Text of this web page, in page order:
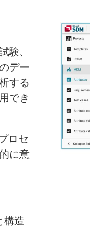
験、
デー
する
でき
ロセ
に意
構造